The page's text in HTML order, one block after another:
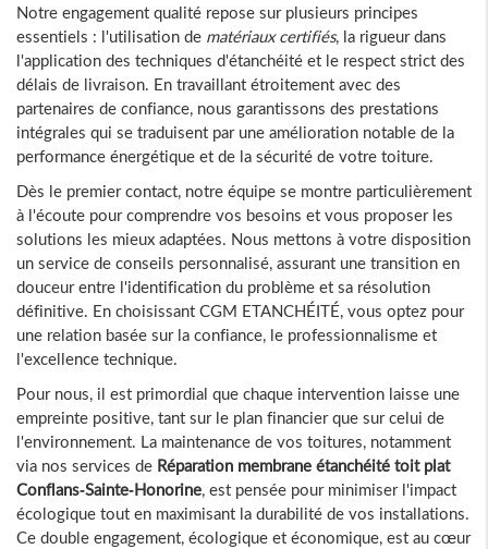
Notre engagement qualité repose sur plusieurs principes
essentiels : l'utilisation de matériaux certifiés, la rigueur dans
l'application des techniques d'étanchéité et le respect strict des
délais de livraison. En travaillant étroitement avec des
partenaires de confiance, nous garantissons des prestations
intégrales qui se traduisent par une amélioration notable de la
performance énergétique et de la sécurité de votre toiture.
Dès le premier contact, notre équipe se montre particulièrement
à l'écoute pour comprendre vos besoins et vous proposer les
solutions les mieux adaptées. Nous mettons à votre disposition
un service de conseils personnalisé, assurant une transition en
douceur entre l'identification du problème et sa résolution
définitive. En choisissant CGM ETANCHÉITÉ, vous optez pour
une relation basée sur la confiance, le professionnalisme et
l'excellence technique.
Pour nous, il est primordial que chaque intervention laisse une
empreinte positive, tant sur le plan financier que sur celui de
l'environnement. La maintenance de vos toitures, notamment
via nos services de Réparation membrane étanchéité toit plat
Conflans-Sainte-Honorine, est pensée pour minimiser l'impact
écologique tout en maximisant la durabilité de vos installations.
Ce double engagement, écologique et économique, est au cœur